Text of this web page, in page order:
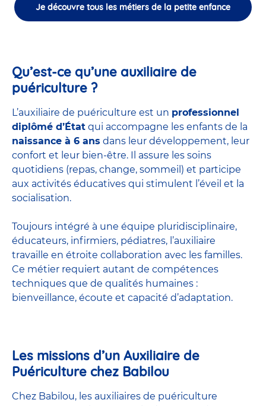
Je découvre tous les métiers de la petite enfance
Qu’est-ce qu’une auxiliaire de
puériculture ?
L’auxiliaire de puériculture est un professionnel
diplômé d’État qui accompagne les enfants de la
naissance à 6 ans dans leur développement, leur
confort et leur bien-être. Il assure les soins
quotidiens (repas, change, sommeil) et participe
aux activités éducatives qui stimulent l’éveil et la
socialisation.
Toujours intégré à une équipe pluridisciplinaire,
éducateurs, infirmiers, pédiatres, l’auxiliaire
travaille en étroite collaboration avec les familles.
Ce métier requiert autant de compétences
techniques que de qualités humaines :
bienveillance, écoute et capacité d’adaptation.
Les missions d’un Auxiliaire de
Puériculture chez Babilou
Chez Babilou, les auxiliaires de puériculture